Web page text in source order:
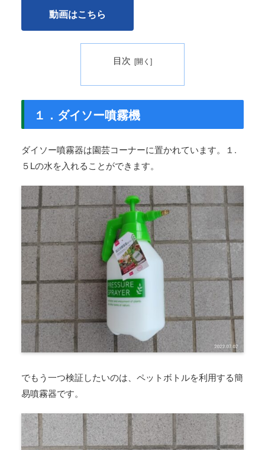
動画はこちら
目次
１．ダイソー噴霧機
ダイソー噴霧器は園芸コーナーに置かれています。１.
５Lの水を入れることができます。
でもう一つ検証したいのは、ペットボトルを利用する簡
易噴霧器です。